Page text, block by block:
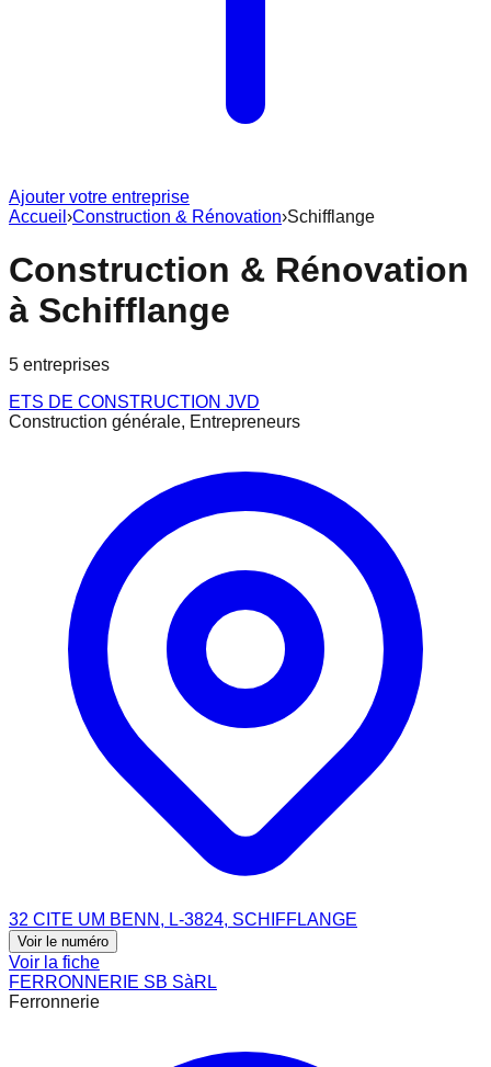
Ajouter votre entreprise
Accueil ›Construction & Rénovation›Schifflange
Construction & Rénovation
à Schifflange
5 entreprises
ETS DE CONSTRUCTION JVD
Construction générale, Entrepreneurs
32 CITE UM BENN, L-3824, SCHIFFLANGE
Voir le numéro
Voir la fiche
FERRONNERIE SB SàRL
Ferronnerie